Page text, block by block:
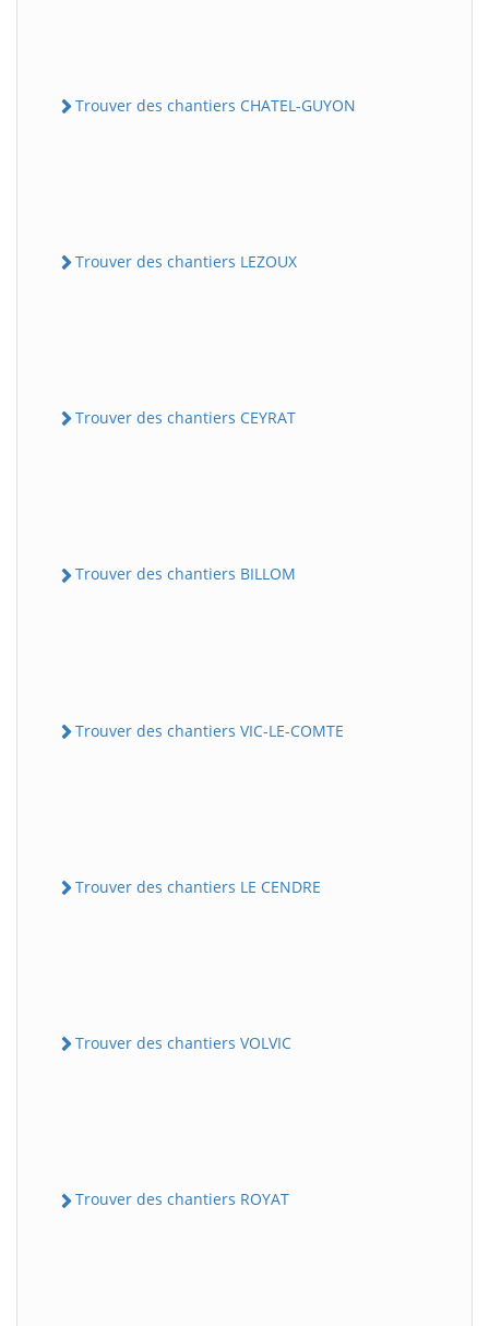
Trouver des chantiers CHATEL-GUYON
Trouver des chantiers LEZOUX
Trouver des chantiers CEYRAT
Trouver des chantiers BILLOM
Trouver des chantiers VIC-LE-COMTE
Trouver des chantiers LE CENDRE
Trouver des chantiers VOLVIC
Trouver des chantiers ROYAT